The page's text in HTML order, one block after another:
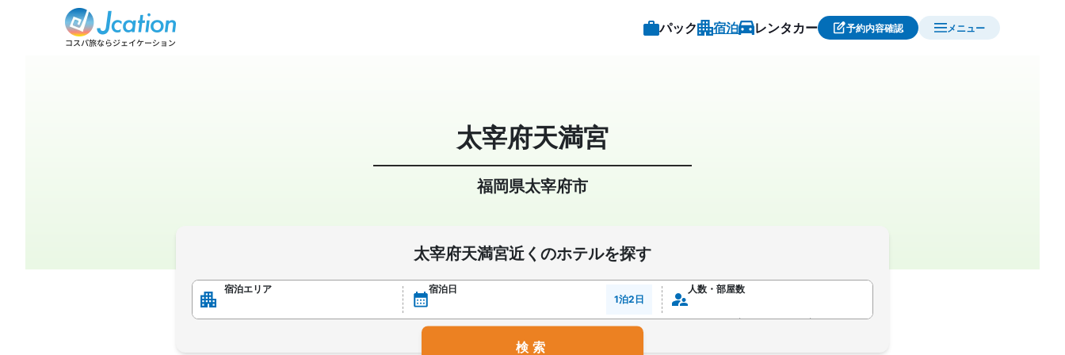
パック 宿泊 レンタカー 予約内容確認 メニュー
太宰府天満宮
福岡県太宰府市
太宰府天満宮近くのホテルを探す
宿泊エリア
宿泊日
1泊2日
人数・部屋数
検索